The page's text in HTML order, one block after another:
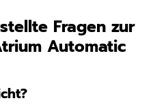
Fragen zur
Automatic